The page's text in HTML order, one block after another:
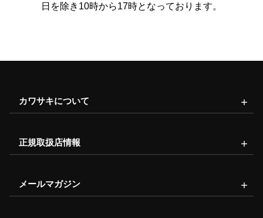
日を除き10時から17時となっております。
カワサキについて
正規取扱店情報
メールマガジン